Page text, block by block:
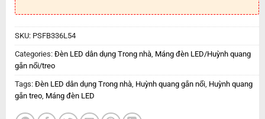
SKU: PSFB336L54
Categories: Đèn LED dân dụng Trong nhà, Máng đèn LED/Huỳnh quang
gắn nổi/treo
Tags: Đèn LED dân dụng Trong nhà, Huỳnh quang gắn nổi, Huỳnh quang
gắn treo, Máng đèn LED